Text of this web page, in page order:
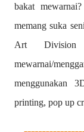
bakat
memang suka
Art
mewarnai/
menggunakan
printing, pop up